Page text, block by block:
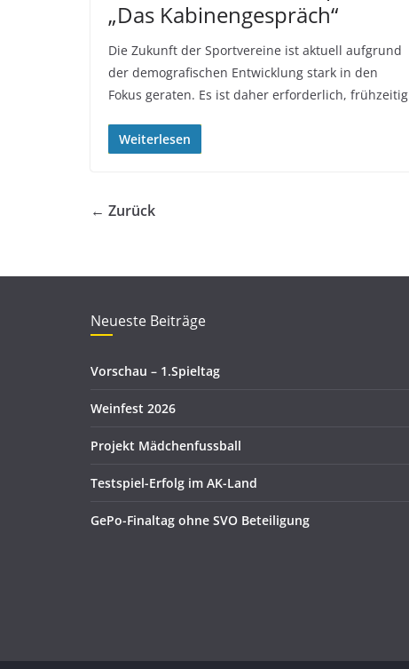
„Das Kabinengespräch“
Die Zukunft der Sportvereine ist aktuell aufgrund
der demografischen Entwicklung stark in den
Fokus geraten. Es ist daher erforderlich, frühzeitig
Weiterlesen
← Zurück
Neueste Beiträge
Vorschau – 1.Spieltag
Weinfest 2026
Projekt Mädchenfussball
Testspiel-Erfolg im AK-Land
GePo-Finaltag ohne SVO Beteiligung